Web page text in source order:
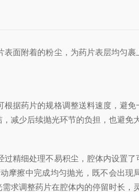
附着的粉尘，为药片表层均匀
药片的规格调整送料速度，避
减少后续抛光环节的负担，也避
细处理不易积尘，腔体内设置
擦中完成均匀抛光，既不会出
求调整药片在腔体内的停留时长，